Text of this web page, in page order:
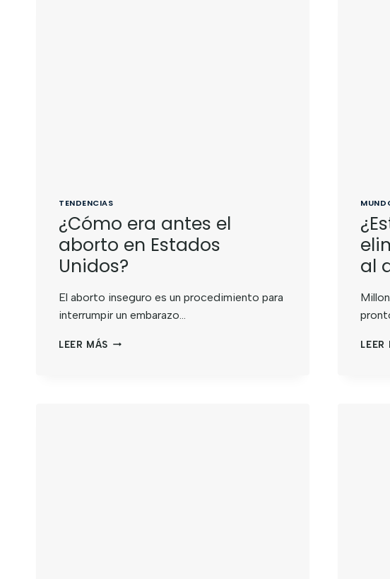
TENDENCIAS
¿Cómo era antes el
aborto en Estados
Unidos?
El aborto inseguro es un procedimiento para
interrumpir un embarazo…
LEER MÁS
al
LEER